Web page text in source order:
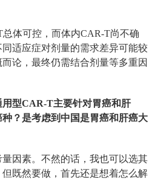
体可控，而体内CAR-T尚不确
适应症对剂量的需求差异可能较
论，最终仍需结合剂量等多重因
用型CAR-T主要针对胃癌和肝
？是考虑到中国是胃癌和肝癌大
因素。不然的话，我也可以选其
既然要做，首先还是想着怎么解